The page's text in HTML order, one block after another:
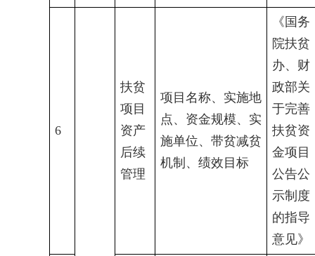
6
扶贫
项目
资产
后续
管理
项目名称、实施地
点、资金规模、实
施单位、带贫减贫
机制、绩效目标
《国务
院扶贫
办、财
政部关
于完善
扶贫资
金项目
公告公
示制度
的指导
意见》